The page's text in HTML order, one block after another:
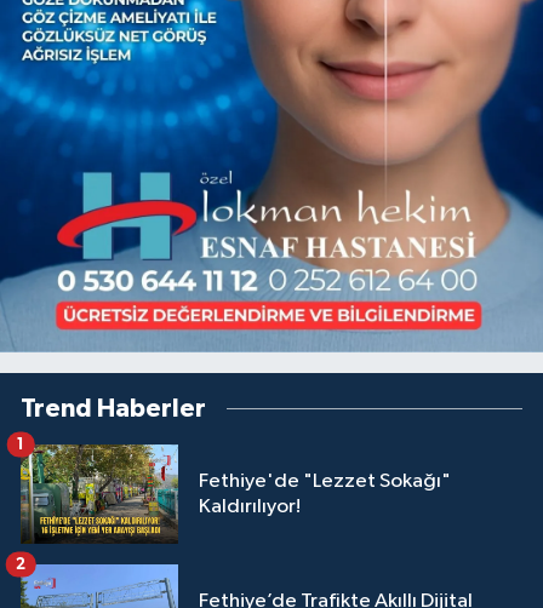
Trend Haberler
Fethiye'de "Lezzet Sokağı"
Kaldırılıyor!
1
Fethiye’de Trafikte Akıllı Dijital
2